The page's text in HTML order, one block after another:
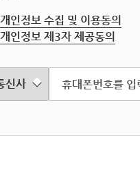
개인정보 수집 및 이용동의
개인정보 제3자 제공동의